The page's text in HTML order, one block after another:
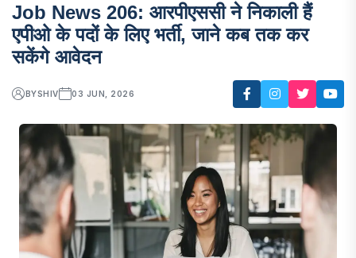
Job News 206: आरपीएससी ने निकाली हैं
एपीओ के पदों के लिए भर्ती, जाने कब तक कर
सकेंगे आवेदन
BYSHIV 03 JUN, 2026